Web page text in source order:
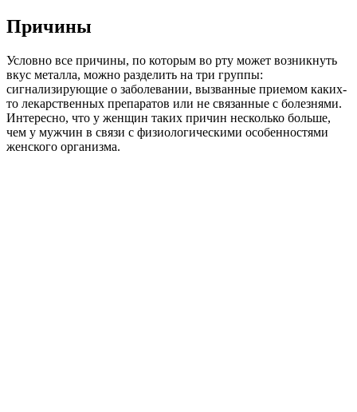
Причины
Условно все причины, по которым во рту может возникнуть
вкус металла, можно разделить на три группы:
сигнализирующие о заболевании, вызванные приемом каких-
то лекарственных препаратов или не связанные с болезнями.
Интересно, что у женщин таких причин несколько больше,
чем у мужчин в связи с физиологическими особенностями
женского организма.